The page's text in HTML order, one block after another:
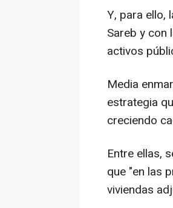
Y, para ello,
Sareb y con
activos
Media
estrategia
creciendo
Entre ellas,
que "en las
viviendas